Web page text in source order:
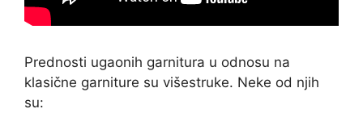
Prednosti ugaonih garnitura u odnosu na
klasične garniture su višestruke. Neke od njih
su: